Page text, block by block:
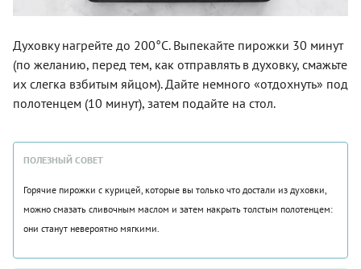
Духовку нагрейте до 200°C. Выпекайте пирожки 30 минут
(по желанию, перед тем, как отправлять в духовку, смажьте
их слегка взбитым яйцом). Дайте немного «отдохнуть» под
полотенцем (10 минут), затем подайте на стол.
ПОЛЕЗНЫЙ СОВЕТ
Горячие пирожки с курицей, которые вы только что достали из духовки,
можно смазать сливочным маслом и затем накрыть толстым полотенцем:
они станут невероятно мягкими.